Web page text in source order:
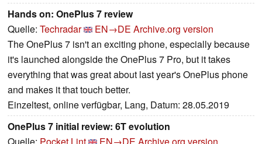
Hands on: OnePlus 7 review
Quelle: Techradar EN→DE Archive.org version
The OnePlus 7 isn't an exciting phone, especially because
it's launched alongside the OnePlus 7 Pro, but it takes
everything that was great about last year's OnePlus phone
and makes it that touch better.
Einzeltest, online verfügbar, Lang, Datum: 28.05.2019
OnePlus 7 initial review: 6T evolution